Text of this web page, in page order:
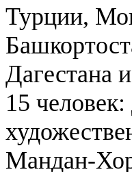
Турции,
Дагестана
15
Мандан-